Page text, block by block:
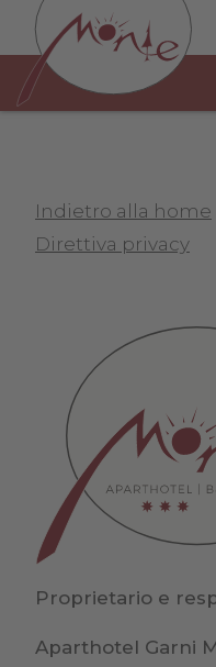
Indietro alla home
Direttiva privacy
Proprietario e
Aparthotel Garni